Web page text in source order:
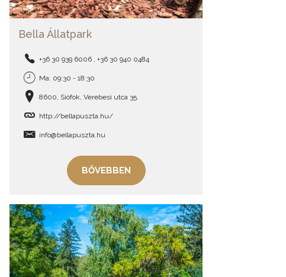
Bella Állatpark
+36 30 939 6006 , +36 30 940 0484
Ma: 09:30 - 18:30
8600, Siófok, Verebesi utca 35.
http://bellapuszta.hu/
info@bellapuszta.hu
BŐVEBBEN